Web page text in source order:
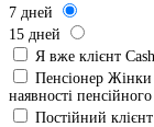
7 дней
15 дней
Я вже клієнт
Пенсіонер Жінки
наявності
Постійний клієнт